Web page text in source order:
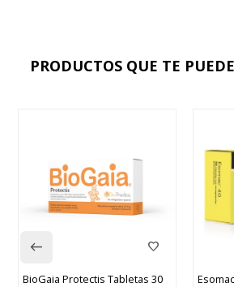
PRODUCTOS QUE TE
BioGaia Protectis Tabletas 30